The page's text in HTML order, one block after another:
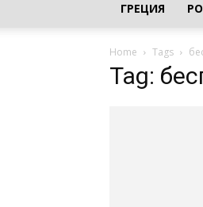
ГРЕЦИЯ
Home Tags
Tag: